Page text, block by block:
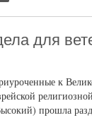
для
к
прошла